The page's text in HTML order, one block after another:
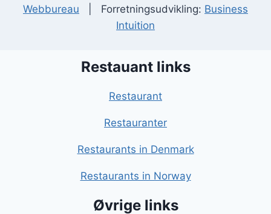
Webbureau | Forretningsudvikling: Business
Intuition
Restauant links
Restaurant
Restauranter
Restaurants in Denmark
Restaurants in Norway
Øvrige links